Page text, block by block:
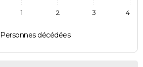
Personnes décédées
1 2 3 4